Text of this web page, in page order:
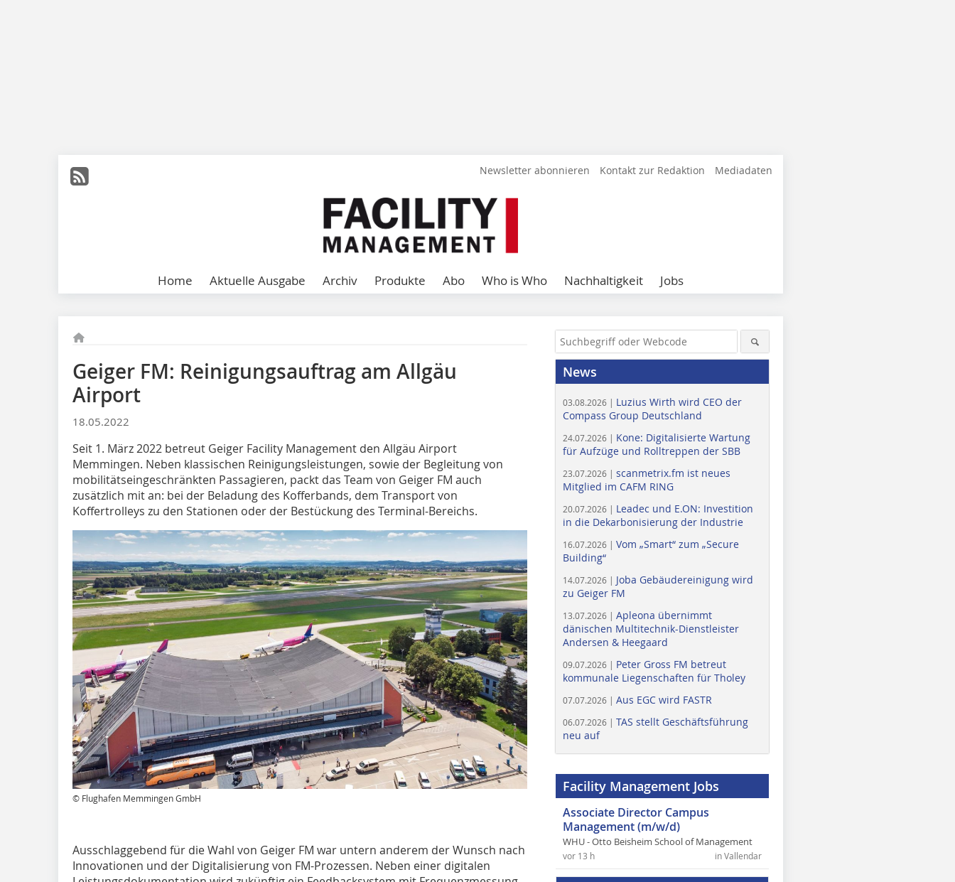
Newsletter abonnieren Kontakt zur Redaktion Mediadaten
Home Aktuelle Ausgabe Archiv Produkte Abo Who is Who Nachhaltigkeit Jobs
Geiger FM: Reinigungsauftrag am Allgäu
Airport
18.05.2022
Seit 1. März 2022 betreut Geiger Facility Management den Allgäu Airport
Memmingen. Neben klassischen Reinigungsleistungen, sowie der Begleitung von
mobilitätseingeschränkten Passagieren, packt das Team von Geiger FM auch
zusätzlich mit an: bei der Beladung des Kofferbands, dem Transport von
Koffertrolleys zu den Stationen oder der Bestückung des Terminal-Bereichs.
© Flughafen Memmingen GmbH
Ausschlaggebend für die Wahl von Geiger FM war untern anderem der Wunsch nach
Innovationen und der Digitalisierung von FM-Prozessen. Neben einer digitalen
News
03.08.2026 | Luzius Wirth wird CEO der
Compass Group Deutschland
24.07.2026 | Kone: Digitalisierte Wartung
für Aufzüge und Rolltreppen der SBB
23.07.2026 | scanmetrix.fm ist neues
Mitglied im CAFM RING
20.07.2026 | Leadec und E.ON: Investition
in die Dekarbonisierung der Industrie
16.07.2026 | Vom „Smart“ zum „Secure
Building“
14.07.2026 | Joba Gebäudereinigung wird
zu Geiger FM
13.07.2026 | Apleona übernimmt
dänischen Multitechnik-Dienstleister
Andersen & Heegaard
09.07.2026 | Peter Gross FM betreut
kommunale Liegenschaften für Tholey
07.07.2026 | Aus EGC wird FASTR
06.07.2026 | TAS stellt Geschäftsführung
neu auf
Facility Management Jobs
Associate Director Campus
Management (m/w/d)
WHU - Otto Beisheim School of Management
in Vallendar
vor 13 h